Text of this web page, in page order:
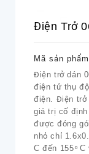
Điện Trở
Mã sản
Điện trở dán
điện tử thụ
điện. Điện trở
giá trị cố
được đóng
nhỏ chỉ
C đến 155